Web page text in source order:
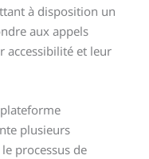
à disposition un
aux appels
accessibilité et leur
plusieurs
processus de